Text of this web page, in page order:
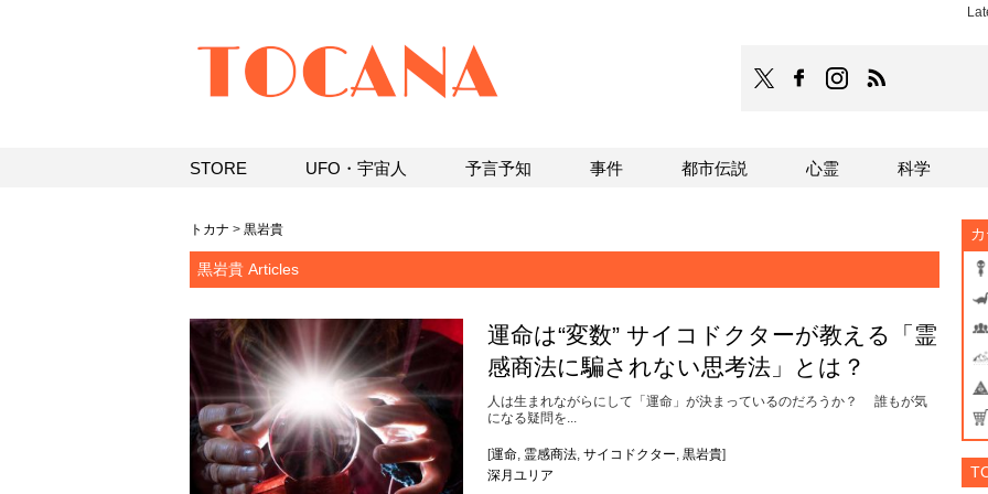
TOCANAのFacebookはこち
TOCANAのinstagram
トカナ > 黒岩貴
黒岩貴 Articles
運命は“変数” サイコドクターが教える「霊
感商法に騙されない思考法」とは？
人は生まれながらにして「運命」が決まっているのだろうか？ 誰もが気
になる疑問を...
[運命, 霊感商法, サイコドクター, 黒岩貴]
深月ユリア
STORE UFO・宇宙人 予言予知 事件 都市伝説 心霊 科学